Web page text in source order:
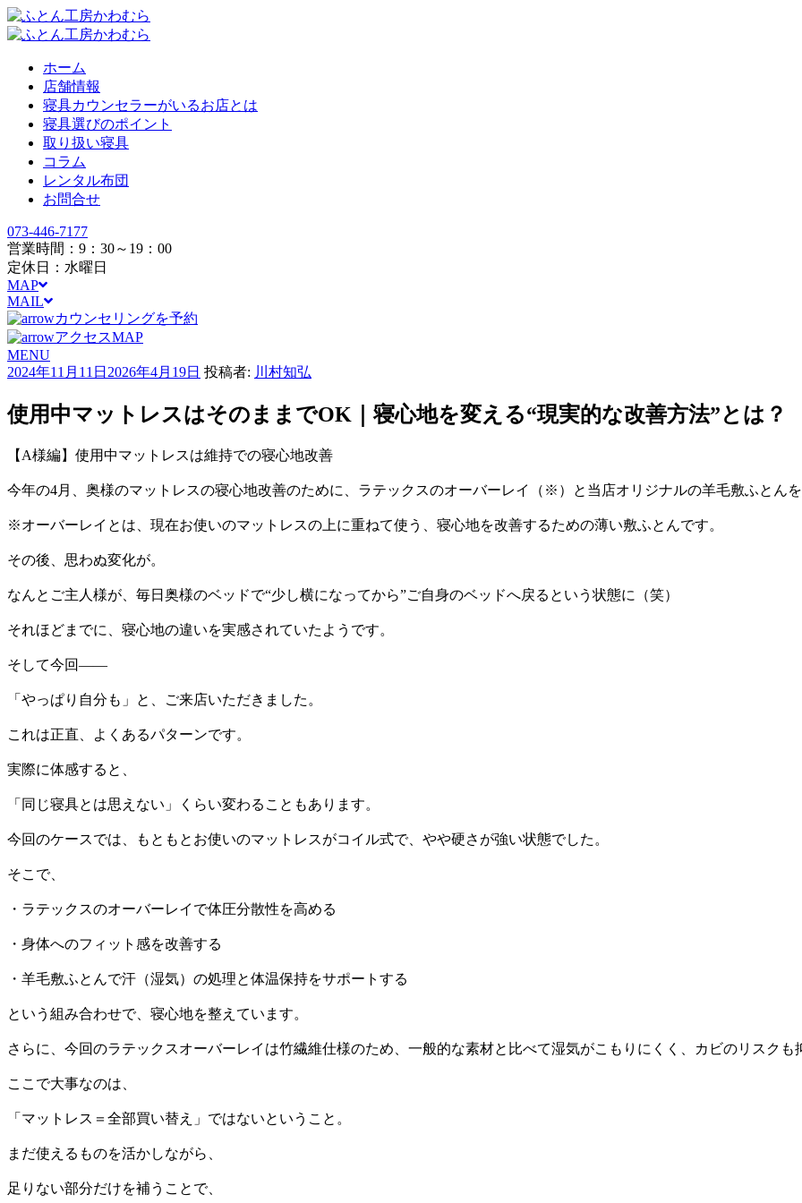
ホーム
店舗情報
寝具カウンセラーがいるお店とは
寝具選びのポイント
取り扱い寝具
コラム
レンタル布団
お問合せ
073-446-7177
営業時間：9：30～19：00
定休日：水曜日
MAP
MAIL
カウンセリングを予約
アクセスMAP
MENU
投
日:
2024年11月11日 2026年4月19日 投稿者: 川村知弘
使用中マットレスはそのままでOK｜寝心地を変える“現実的な改善方法”とは？
【A様編】使用中マットレスは維持での寝心地改善
今年の4月、奥様のマットレスの寝心地改善のために、ラテックスのオーバーレイ（※）と当店オリジナルの羊毛敷ふとん
※オーバーレイとは、現在お使いのマットレスの上に重ねて使う、寝心地を改善するための薄い敷ふとんです。
その後、思わぬ変化が。
なんとご主人様が、毎日奥様のベッドで“少し横になってから”ご自身のベッドへ戻るという状態に（笑）
それほどまでに、寝心地の違いを実感されていたようです。
そして今回――
「やっぱり自分も」と、ご来店いただきました。
これは正直、よくあるパターンです。
実際に体感すると、
「同じ寝具とは思えない」くらい変わることもあります。
今回のケースでは、もともとお使いのマットレスがコイル式で、やや硬さが強い状態でした。
そこで、
・ラテックスのオーバーレイで体圧分散性を高める
・身体へのフィット感を改善する
・羊毛敷ふとんで汗（湿気）の処理と体温保持をサポートする
という組み合わせで、寝心地を整えています。
さらに、今回のラテックスオーバーレイは竹繊維仕様のため、一般的な素材と比べて湿気がこもりにくく、カビのリスクも
ここで大事なのは、
「マットレス＝全部買い替え」ではないということ。
まだ使えるものを活かしながら、
足りない部分だけを補うことで、